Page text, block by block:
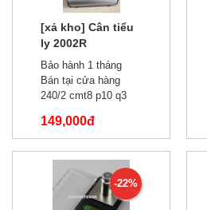
[xả kho] Cân tiểu
ly 2002R
500g/0.01 phiên
bản tiếng trung
Bảo hành 1 tháng
Bán tại cửa hàng
240/2 cmt8 p10 q3
149,000đ
350,000đ
-22%